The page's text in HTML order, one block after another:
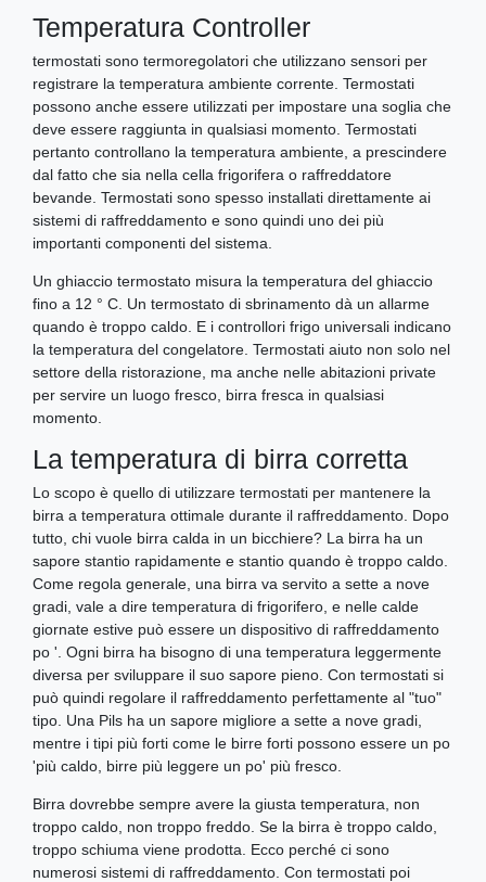
Temperatura Controller
termostati sono termoregolatori che utilizzano sensori per
registrare la temperatura ambiente corrente. Termostati
possono anche essere utilizzati per impostare una soglia che
deve essere raggiunta in qualsiasi momento. Termostati
pertanto controllano la temperatura ambiente, a prescindere
dal fatto che sia nella cella frigorifera o raffreddatore
bevande. Termostati sono spesso installati direttamente ai
sistemi di raffreddamento e sono quindi uno dei più
importanti componenti del sistema.
Un ghiaccio termostato misura la temperatura del ghiaccio
fino a 12 ° C. Un termostato di sbrinamento dà un allarme
quando è troppo caldo. E i controllori frigo universali indicano
la temperatura del congelatore. Termostati aiuto non solo nel
settore della ristorazione, ma anche nelle abitazioni private
per servire un luogo fresco, birra fresca in qualsiasi
momento.
La temperatura di birra corretta
Lo scopo è quello di utilizzare termostati per mantenere la
birra a temperatura ottimale durante il raffreddamento. Dopo
tutto, chi vuole birra calda in un bicchiere? La birra ha un
sapore stantio rapidamente e stantio quando è troppo caldo.
Come regola generale, una birra va servito a sette a nove
gradi, vale a dire temperatura di frigorifero, e nelle calde
giornate estive può essere un dispositivo di raffreddamento
po '. Ogni birra ha bisogno di una temperatura leggermente
diversa per sviluppare il suo sapore pieno. Con termostati si
può quindi regolare il raffreddamento perfettamente al "tuo"
tipo. Una Pils ha un sapore migliore a sette a nove gradi,
mentre i tipi più forti come le birre forti possono essere un po
'più caldo, birre più leggere un po' più fresco.
Birra dovrebbe sempre avere la giusta temperatura, non
troppo caldo, non troppo freddo. Se la birra è troppo caldo,
troppo schiuma viene prodotta. Ecco perché ci sono
numerosi sistemi di raffreddamento. Con termostati poi